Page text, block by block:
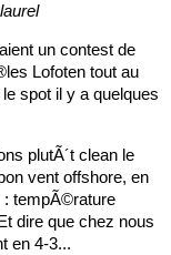
un contest de
Lofoten tout au
spot il y a quelques
plutÃ´t clean le
vent offshore, en
tempÃ©rature
dire que chez nous
en 4-3...